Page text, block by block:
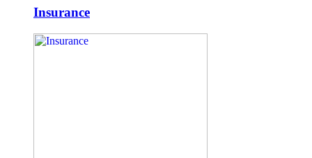
Insurance